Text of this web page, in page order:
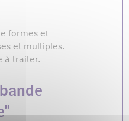
formes et
et multiples.
à traiter.